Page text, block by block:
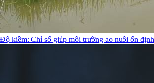
Độ kiềm: Chỉ số giúp môi trường ao nuôi ổn định